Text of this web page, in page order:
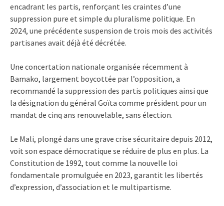
encadrant les partis, renforçant les craintes d’une
suppression pure et simple du pluralisme politique. En
2024, une précédente suspension de trois mois des activités
partisanes avait déjà été décrétée.
Une concertation nationale organisée récemment à
Bamako, largement boycottée par l’opposition, a
recommandé la suppression des partis politiques ainsi que
la désignation du général Goïta comme président pour un
mandat de cinq ans renouvelable, sans élection.
Le Mali, plongé dans une grave crise sécuritaire depuis 2012,
voit son espace démocratique se réduire de plus en plus. La
Constitution de 1992, tout comme la nouvelle loi
fondamentale promulguée en 2023, garantit les libertés
d’expression, d’association et le multipartisme.